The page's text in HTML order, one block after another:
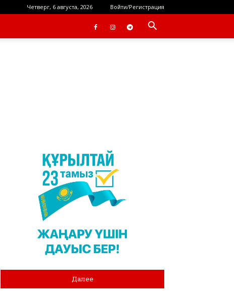
Четверг, 6 августа, 2026 Войти/Регистрация
Далее